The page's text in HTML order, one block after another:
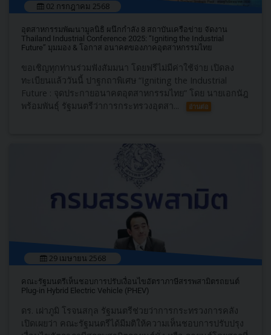
02 กรกฎาคม 2568
อุตสาหกรรมพัฒนามูลนิธิ ผนึกกำลัง 8 สถาบันเครือข่าย จัดงาน
Thailand Industrial Conference 2025: “Igniting the Industrial
Future” มุมมอง & โอกาส อนาคตของภาคอุตสาหกรรมไทย
ขอเชิญทุกท่านร่วมฟังสัมมนา โดยฟรีไม่มีค่าใช้จ่าย เปิดลง
ทะเบียนแล้ววันนี้ ปาฐกถาพิเศษ “Igniting the Industrial
Future : จุดประกายอนาคตอุตสาหกรรมไทย” โดย นายเอกนัฎ
พร้อมพันธุ์ รัฐมนตรีว่าการกระทรวงอุตสา...
อ่านต่อ
29 เมษายน 2568
คณะรัฐมนตรีเห็นชอบการปรับเงื่อนไขอัตราภาษีสรรพสามิตรถยนต์
Plug-in Hybrid Electric Vehicle (PHEV)
ดร. เผ่าภูมิ โรจนสกุล รัฐมนตรีช่วยว่าการกระทรวงการคลัง
เปิดเผยว่า คณะรัฐมนตรีได้มีมติให้ความเห็นชอบการปรับปรุง